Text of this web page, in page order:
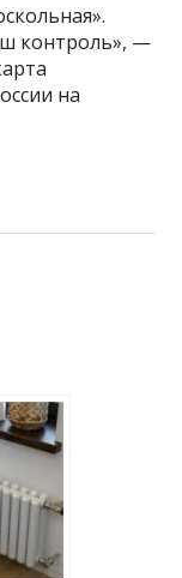
контроль», —
на